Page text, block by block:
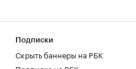
Подписки
Скрыть баннеры на РБК